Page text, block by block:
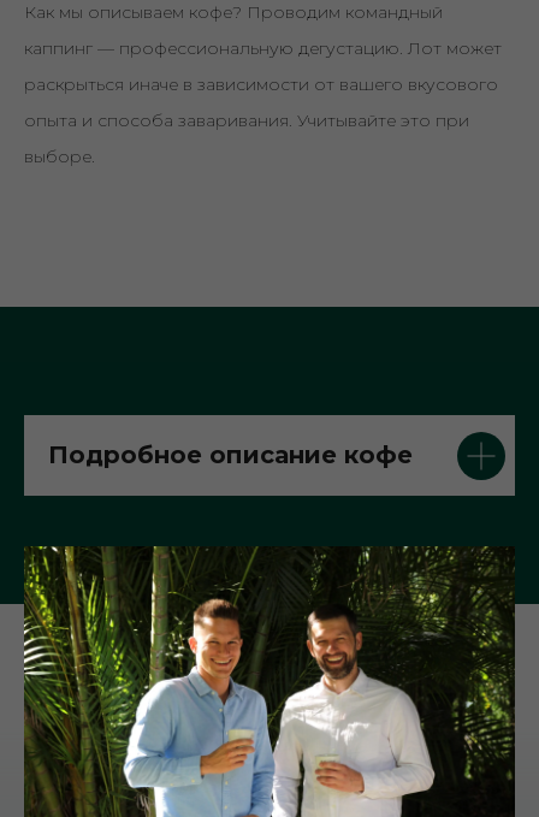
Как мы описываем кофе? Проводим командный
каппинг — профессиональную дегустацию. Лот может
раскрыться иначе в зависимости от вашего вкусового
опыта и способа заваривания. Учитывайте это при
выборе.
Подробное описание кофе
Cпособы
приготовления